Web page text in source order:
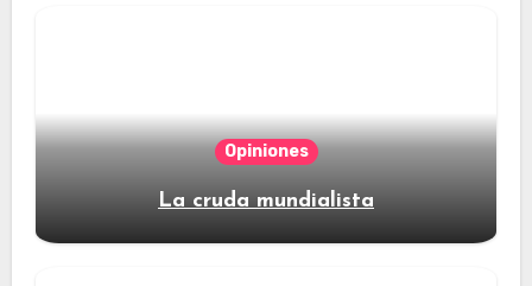
Opiniones
La cruda mundialista